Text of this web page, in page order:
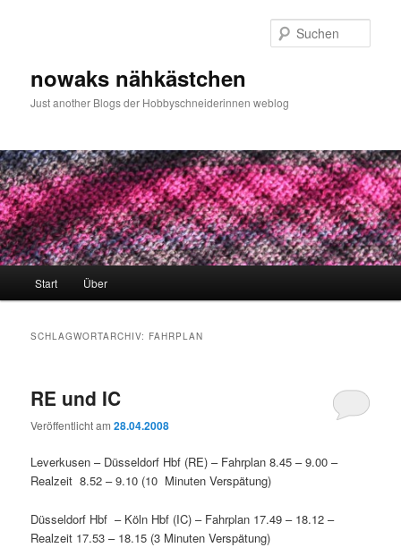
nowaks nähkästchen
Just another Blogs der Hobbyschneiderinnen weblog
Start Über
SCHLAGWORTARCHIV: FAHRPLAN
RE und IC
Veröffentlicht am28.04.2008
Leverkusen – Düsseldorf Hbf (RE) – Fahrplan 8.45 – 9.00 –
Realzeit 8.52 – 9.10 (10 Minuten Verspätung)
Düsseldorf Hbf – Köln Hbf (IC) – Fahrplan 17.49 – 18.12 –
Realzeit 17.53 – 18.15 (3 Minuten Verspätung)